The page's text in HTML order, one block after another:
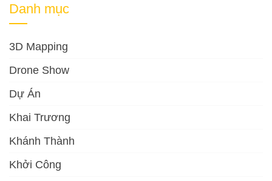
Danh mục
3D Mapping
Drone Show
Dự Án
Khai Trương
Khánh Thành
Khởi Công